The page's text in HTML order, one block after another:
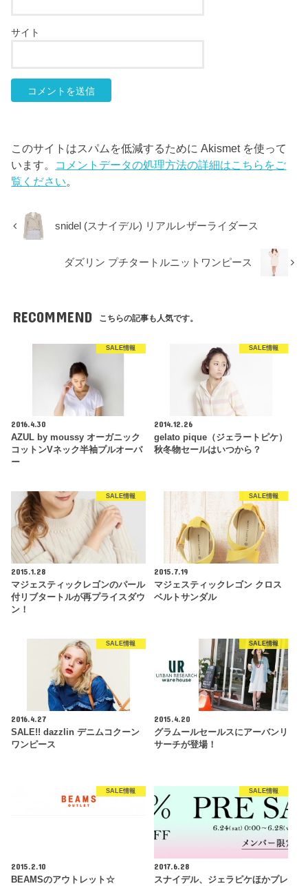
サイト
このサイトはスパムを低減するために Akismet を使って
います。 コメントデータの処理方法の詳細はこちらをご
覧ください。
snidel (スナイデル) リアルレザーライダース
ダズリン プチタートルニットワンピース
RECOMMEND こちらの記事も人気です。
SALE情報
2016.4.30
AZUL by moussy オーガニック
コットンVネック半袖プルオーバ
ー
SALE情報
2014.12.26
gelato pique（ジェラートピケ）
秋冬物セールはいつから？
SALE情報
2015.1.28
マジェスティックレゴンのパール
付リブタートルが再プライスダウ
ン！
SALE情報
2015.7.19
マジェスティックレゴン クロス
ベルトサンダル
SALE情報
2016.4.27
SALE!! dazzlin デニムコクーン
ワンピース
SALE情報
2015.4.20
グラムールセールスにアーバンリ
サーチが登場！
SALE情報
2015.2.10
BEAMSのアウトレット☆
SALE情報
2017.6.28
スナイデル、ジェラピケほかプレ